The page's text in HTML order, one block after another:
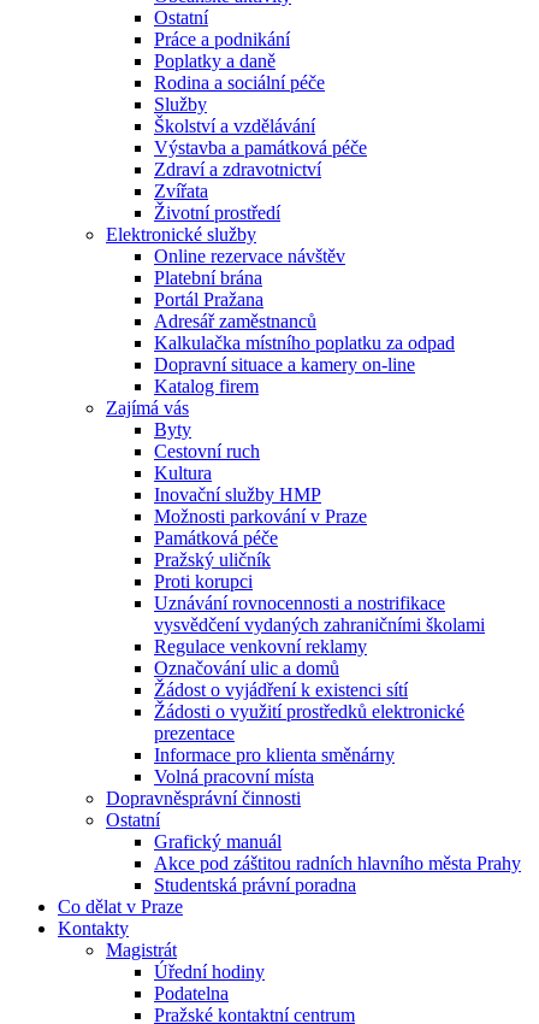
Ostatní
Práce a podnikání
Poplatky a daně
Rodina a sociální péče
Služby
Školství a vzdělávání
Výstavba a památková péče
Zdraví a zdravotnictví
Zvířata
Životní prostředí
Elektronické služby
Online rezervace návštěv
Platební brána
Portál Pražana
Adresář zaměstnanců
Kalkulačka místního poplatku za odpad
Dopravní situace a kamery on-line
Katalog firem
Zajímá vás
Byty
Cestovní ruch
Kultura
Inovační služby HMP
Možnosti parkování v Praze
Památková péče
Pražský uličník
Proti korupci
Uznávání rovnocennosti a nostrifikace
vysvědčení vydaných zahraničními školami
Regulace venkovní reklamy
Označování ulic a domů
Žádost o vyjádření k existenci sítí
Žádosti o využití prostředků elektronické
prezentace
Informace pro klienta směnárny
Volná pracovní místa
Dopravněsprávní činnosti
Ostatní
Grafický manuál
Akce pod záštitou radních hlavního města Prahy
Studentská právní poradna
Co dělat v Praze
Kontakty
Magistrát
Úřední hodiny
Podatelna
Pražské kontaktní centrum